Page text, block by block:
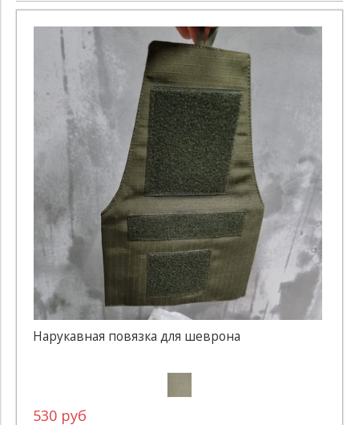
Нарукавная повязка для шеврона
530 руб